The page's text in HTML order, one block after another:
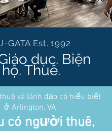
GATA Est. 1992
dục. Biện
hộ. Thuê.
và lãnh đạo có hiểu biết
ở Arlington, VA.
có người thuê,